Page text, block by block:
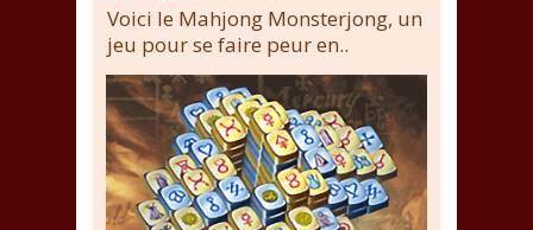
Voici le Mahjong Monsterjong, un
jeu pour se faire peur en..